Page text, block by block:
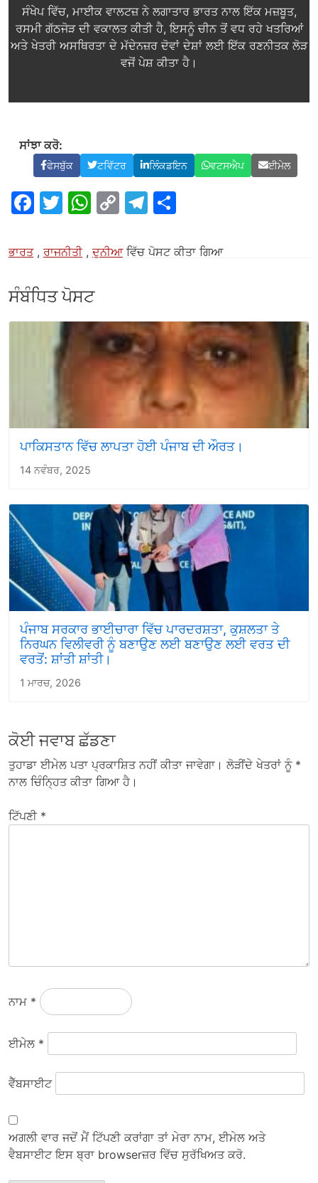
ਸੰਖੇਪ ਵਿੱਚ, ਮਾਈਕ ਵਾਲਟਜ਼ ਨੇ ਲਗਾਤਾਰ ਭਾਰਤ ਨਾਲ ਇੱਕ ਮਜ਼ਬੂਤ,
ਰਸਮੀ ਗੱਠਜੋੜ ਦੀ ਵਕਾਲਤ ਕੀਤੀ ਹੈ, ਇਸਨੂੰ ਚੀਨ ਤੋਂ ਵਧ ਰਹੇ ਖਤਰਿਆਂ
ਅਤੇ ਖੇਤਰੀ ਅਸਥਿਰਤਾ ਦੇ ਮੱਦੇਨਜ਼ਰ ਦੋਵਾਂ ਦੇਸ਼ਾਂ ਲਈ ਇੱਕ ਰਣਨੀਤਕ ਲੋੜ
ਵਜੋਂ ਪੇਸ਼ ਕੀਤਾ ਹੈ।
ਸਾਂਝਾ ਕਰੋ:
ਫੇਸਬੁੱਕ ਟਵਿੱਟਰ ਲਿੰਕਡਇਨ ਵਟਸਐਪ ਈਮੇਲ
ਫੇਸਬੁੱਕਟਵਿੱਟਰਵਟਸਐਪ
ਲਿੰਕ
ਕਰੋ
ਟੈਲੀਗ੍ਰਾਮ
ਭਾਰਤ, ਰਾਜਨੀਤੀ, ਦੁਨੀਆਵਿੱਚ ਪੋਸਟ ਕੀਤਾ ਗਿਆ
ਸੰਬੰਧਿਤ ਪੋਸਟ
ਪਾਕਿਸਤਾਨ ਵਿੱਚ ਲਾਪਤਾ ਹੋਈ ਪੰਜਾਬ ਦੀ ਔਰਤ।
14 ਨਵੰਬਰ, 2025
ਪੰਜਾਬ ਸਰਕਾਰ ਭਾਈਚਾਰਾ ਵਿੱਚ ਪਾਰਦਰਸ਼ਤਾ, ਕੁਸ਼ਲਤਾ ਤੇ
ਨਿਰਘਨ ਵਿਲੀਵਰੀ ਨੂੰ ਬਣਾਉਣ ਲਈ ਬਣਾਉਣ ਲਈ ਵਰਤ ਦੀ
ਵਰਤੋਂ: ਸ਼ਾਂਤੀ ਸ਼ਾਂਤੀ।
1 ਮਾਰਚ, 2026
ਕੋਈ ਜਵਾਬ ਛੱਡਣਾ
ਤੁਹਾਡਾ ਈਮੇਲ ਪਤਾ ਪ੍ਰਕਾਸ਼ਿਤ ਨਹੀਂ ਕੀਤਾ ਜਾਵੇਗਾ। ਲੋੜੀਂਦੇ ਖੇਤਰਾਂ ਨੂੰ *
ਨਾਲ ਚਿੰਨ੍ਹਿਤ ਕੀਤਾ ਗਿਆ ਹੈ।
ਟਿੱਪਣੀ *
ਨਾਮ *
ਈਮੇਲ *
ਵੈੱਬਸਾਈਟ
ਅਗਲੀ ਵਾਰ ਜਦੋਂ ਮੈਂ ਟਿੱਪਣੀ ਕਰਾਂਗਾ ਤਾਂ ਮੇਰਾ ਨਾਮ, ਈਮੇਲ ਅਤੇ
ਵੈਬਸਾਈਟ ਇਸ ਬ੍ਰਾ browserਜ਼ਰ ਵਿੱਚ ਸੁਰੱਖਿਅਤ ਕਰੋ.